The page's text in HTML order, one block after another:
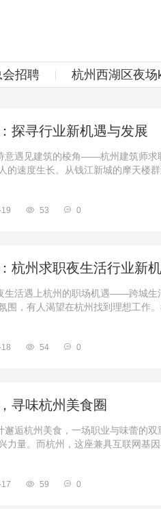
招聘 杭州西湖区夜场
探寻行业新机遇与发展
遇见建筑的棱角——杭州建筑师求
的速度生长。从钱江新城的摩天楼
53 0
杭州求职夜生活行业新
活遇上杭州的职场机遇——跨城生
围，有人渴望在杭州找到理想工作
54 0
寻味杭州美食圈
逅杭州美食，一场职业与味蕾的双
力量。而杭州，这座兼具互联网基
59 0